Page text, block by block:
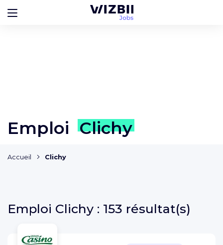
Emploi Clichy
Accueil Clichy
Emploi Clichy : 153 résultat(s)